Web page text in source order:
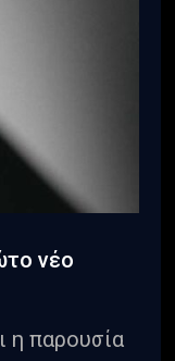
νέο
η παρουσία